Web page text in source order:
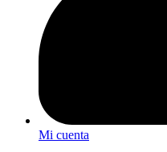
Mi cuenta